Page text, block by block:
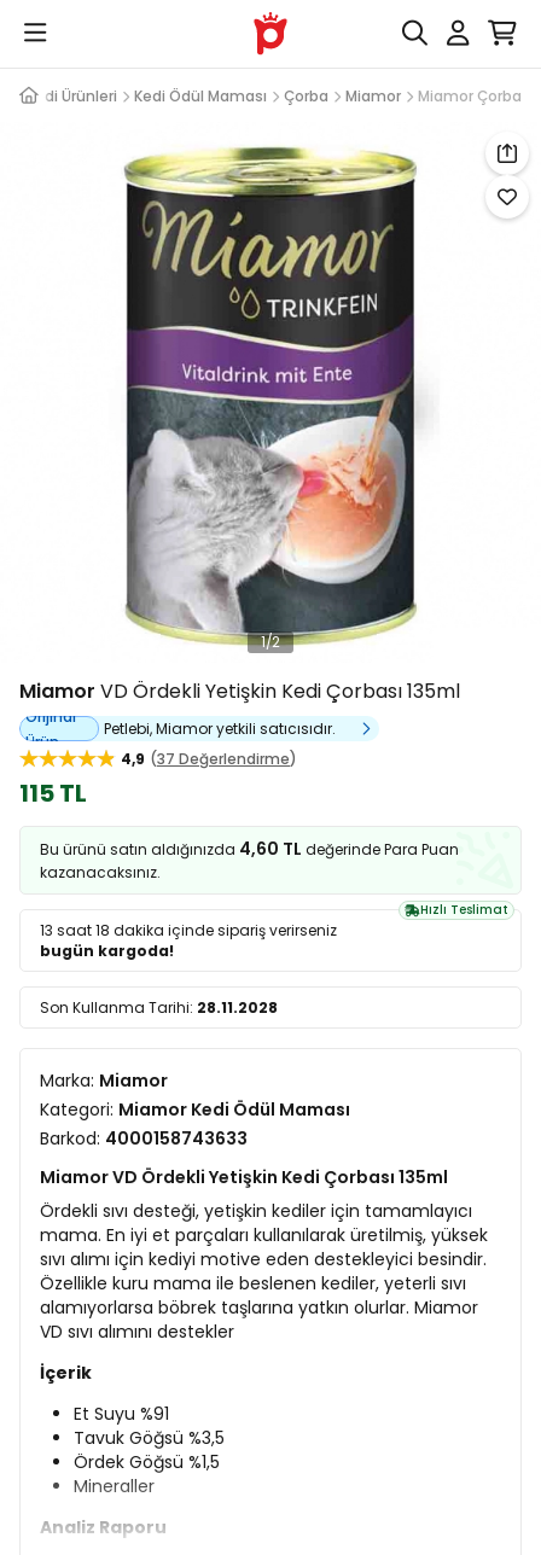
Kedi Ürünleri Kedi Ödül Maması Çorba Miamor Miamor Çorba
1/2
Miamor VD Ördekli Yetişkin Kedi Çorbası 135ml
Orijinal
Ürün
Petlebi, Miamor yetkili satıcısıdır.
4,9
37 Değerlendirme
115 TL
Bu ürünü satın aldığınızda 4,60 TL değerinde Para Puan
kazanacaksınız.
Hızlı Teslimat
13 saat 18 dakika içinde sipariş verirseniz
bugün kargoda!
Son Kullanma Tarihi: 28.11.2028
Marka: Miamor
Kategori: Miamor Kedi Ödül Maması
Barkod: 4000158743633
Miamor VD Ördekli Yetişkin Kedi Çorbası 135ml
Ördekli sıvı desteği, yetişkin kediler için tamamlayıcı
mama. En iyi et parçaları kullanılarak üretilmiş, yüksek
sıvı alımı için kediyi motive eden destekleyici besindir.
Özellikle kuru mama ile beslenen kediler, yeterli sıvı
alamıyorlarsa böbrek taşlarına yatkın olurlar. Miamor
VD sıvı alımını destekler
İçerik
Et Suyu %91
Tavuk Göğsü %3,5
Ördek Göğsü %1,5
Mineraller
Analiz Raporu